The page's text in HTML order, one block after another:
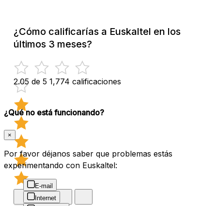
¿Cómo calificarías a Euskaltel en los
últimos 3 meses?
2.05 de 5 1,774 calificaciones
¿Qué no está funcionando?
×
Por favor déjanos saber que problemas estás
experimentando con Euskaltel:
E-mail
Internet